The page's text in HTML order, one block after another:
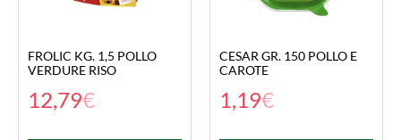
FROLIC KG. 1,5 POLLO
VERDURE RISO
12,79€
CESAR GR. 150 POLLO E
CAROTE
1,19€